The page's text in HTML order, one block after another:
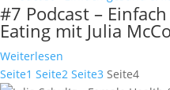
#7 Podcast –
Eating mit Julia
Weiterlesen
Seite1 Seite2 Seite3 Seite4